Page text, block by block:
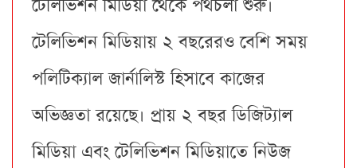
টেলিভিশন মিডিয়া থেকে পথচলা শুরু।
টেলিভিশন মিডিয়ায় ২ বছরেরও বেশি সময়
পলিটিক্যাল জার্নালিস্ট হিসাবে কাজের
অভিজ্ঞতা রয়েছে। প্রায় ২ বছর ডিজিট্যাল
মিডিয়া এবং টেলিভিশন মিডিয়াতে নিউজ